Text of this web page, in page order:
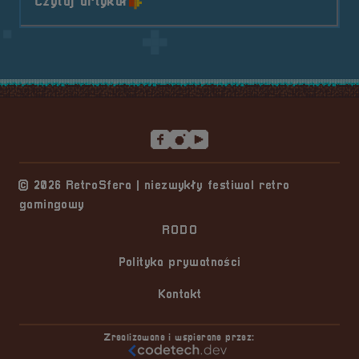
© 2026 RetroSfera | niezwykły festiwal retro
gamingowy
RODO
Polityka prywatności
Kontakt
Zrealizowane i wspierane przez: